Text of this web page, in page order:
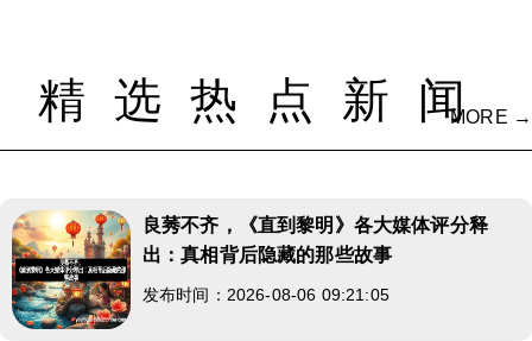
精选热点新闻
MORE →
良莠不齐，《直到黎明》各大媒体评分释
出：真相背后隐藏的那些故事
发布时间：2026-08-06 09:21:05